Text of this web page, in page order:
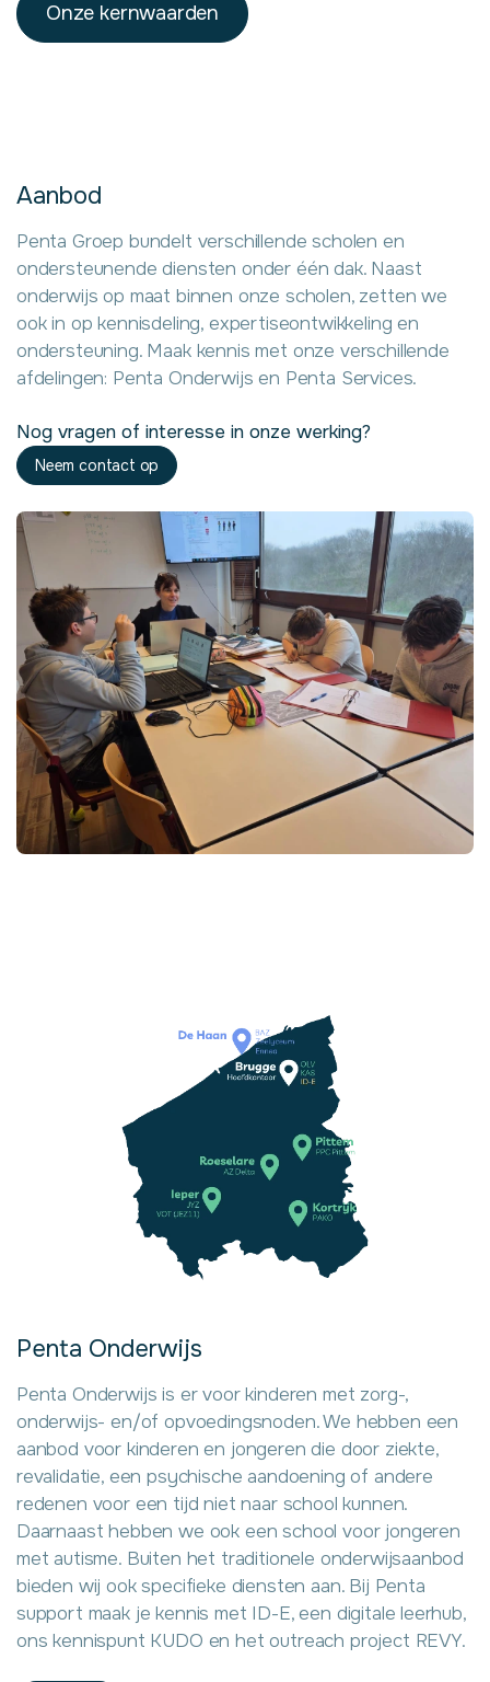
Onze kernwaarden
Aanbod
Penta Groep bundelt verschillende scholen en
ondersteunende diensten onder één dak. Naast
onderwijs op maat binnen onze scholen, zetten we
ook in op kennisdeling, expertiseontwikkeling en
ondersteuning. Maak kennis met onze verschillende
afdelingen: Penta Onderwijs en Penta Services.
Nog vragen of interesse in onze werking?
Neem contact op
Penta Onderwijs
Penta Onderwijs is er voor kinderen met zorg-,
onderwijs- en/of opvoedingsnoden. We hebben een
aanbod voor kinderen en jongeren die door ziekte,
revalidatie, een psychische aandoening of andere
redenen voor een tijd niet naar school kunnen.
Daarnaast hebben we ook een school voor jongeren
met autisme. Buiten het traditionele onderwijsaanbod
bieden wij ook specifieke diensten aan. Bij Penta
support maak je kennis met ID-E, een digitale leerhub,
ons kennispunt KUDO en het outreach project REVY.